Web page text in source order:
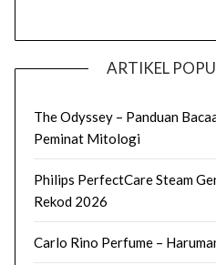
ARTIKEL
The Odyssey – Panduan
Peminat Mitologi
Philips PerfectCare Steam
Rekod 2026
Carlo Rino Perfume –